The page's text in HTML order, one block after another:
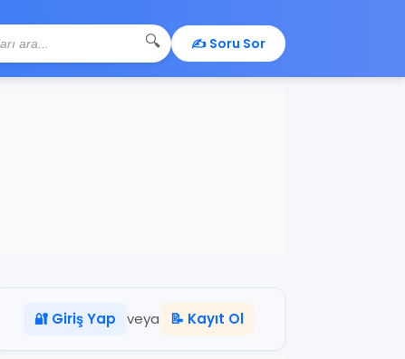
🔍 ✍️ Soru Sor
🔐 Giriş Yap veya 📝 Kayıt Ol